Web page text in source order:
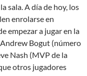
sala. A día de hoy, los
enrolarse en
empezar a jugar en la
Bogut (número
Nash (MVP de la
otros jugadores